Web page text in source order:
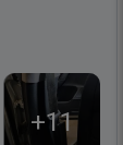
+11